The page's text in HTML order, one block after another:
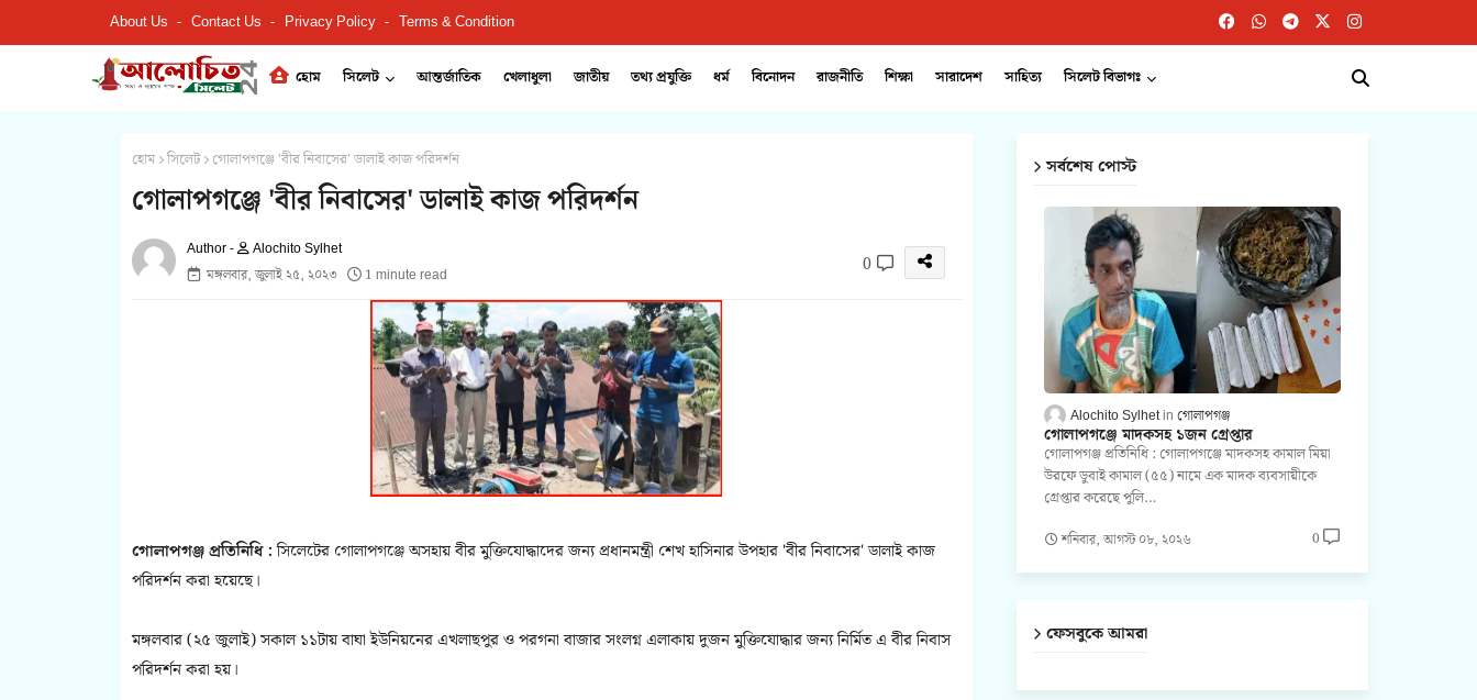
About Us Contact Us Privacy Policy Terms & Condition
হোম সিলেট আন্তর্জাতিক খেলাধুলা জাতীয় তথ্য প্রযুক্তি ধর্ম বিনোদন রাজনীতি শিক্ষা সারাদেশ সাহিত্য সিলেট বিভাগঃ
হোম সিলেট গোলাপগঞ্জে 'বীর নিবাসের' ডালাই কাজ পরিদর্শন
গোলাপগঞ্জে 'বীর নিবাসের' ডালাই কাজ পরিদর্শন
Alochito Sylhet
মঙ্গলবার, জুলাই ২৫, ২০২৩
1 minute read 0
গোলাপগঞ্জ প্রতিনিধি :সিলেটের গোলাপগঞ্জে অসহায় বীর মুক্তিযোদ্ধাদের জন্য প্রধানমন্ত্রী শেখ হাসিনার উপহার 'বীর নিবাসের' ডালাই কাজ
পরিদর্শন করা হয়েছে।
মঙ্গলবার (২৫ জুলাই) সকাল ১১টায় বাঘা ইউনিয়নের এখলাছপুর ও পরগনা বাজার সংলগ্ন এলাকায় দুজন মুক্তিযোদ্ধার জন্য নির্মিত এ বীর নিবাস
পরিদর্শন করা হয়।
সর্বশেষ পোস্ট
Alochito Sylhet গোলাপগঞ্জ
গোলাপগঞ্জে মাদকসহ ১জন গ্রেপ্তার
গোলাপগঞ্জ প্রতিনিধি : গোলাপগঞ্জে মাদকসহ কামাল মিয়া
উরফে ডুবাই কামাল (৫৫) নামে এক মাদক ব্যবসায়ীকে
গ্রেপ্তার করেছে পুলি…
শনিবার, আগস্ট ০৮, ২০২৬ 0
ফেসবুকে আমরা